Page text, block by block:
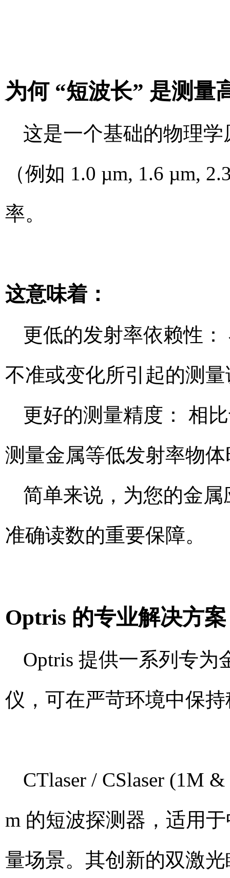
为何 “短波长” 是测量
这是一个基础的物理
（例如 1.0 µm, 1.6 µm,
率。
这意味着：
更低的发射率依赖性
不准或变化所引起的测
更好的测量精度： 相
测量金属等低发射率物
简单来说，为您的金
准确读数的重要保障。
Optris 的专业解决方案
Optris 提供一系列专
仪，可在严苛环境中保
CTlaser / CSlaser (1M
m 的短波探测器，适用
量场景。其创新的双激